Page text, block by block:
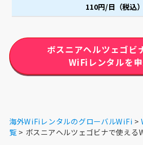
110円/日（税込）
ボスニアヘルツェゴビ
WiFiレンタルを
海外WiFiレンタルのグローバルWiFi
覧
ボスニアヘルツェゴビナで使える